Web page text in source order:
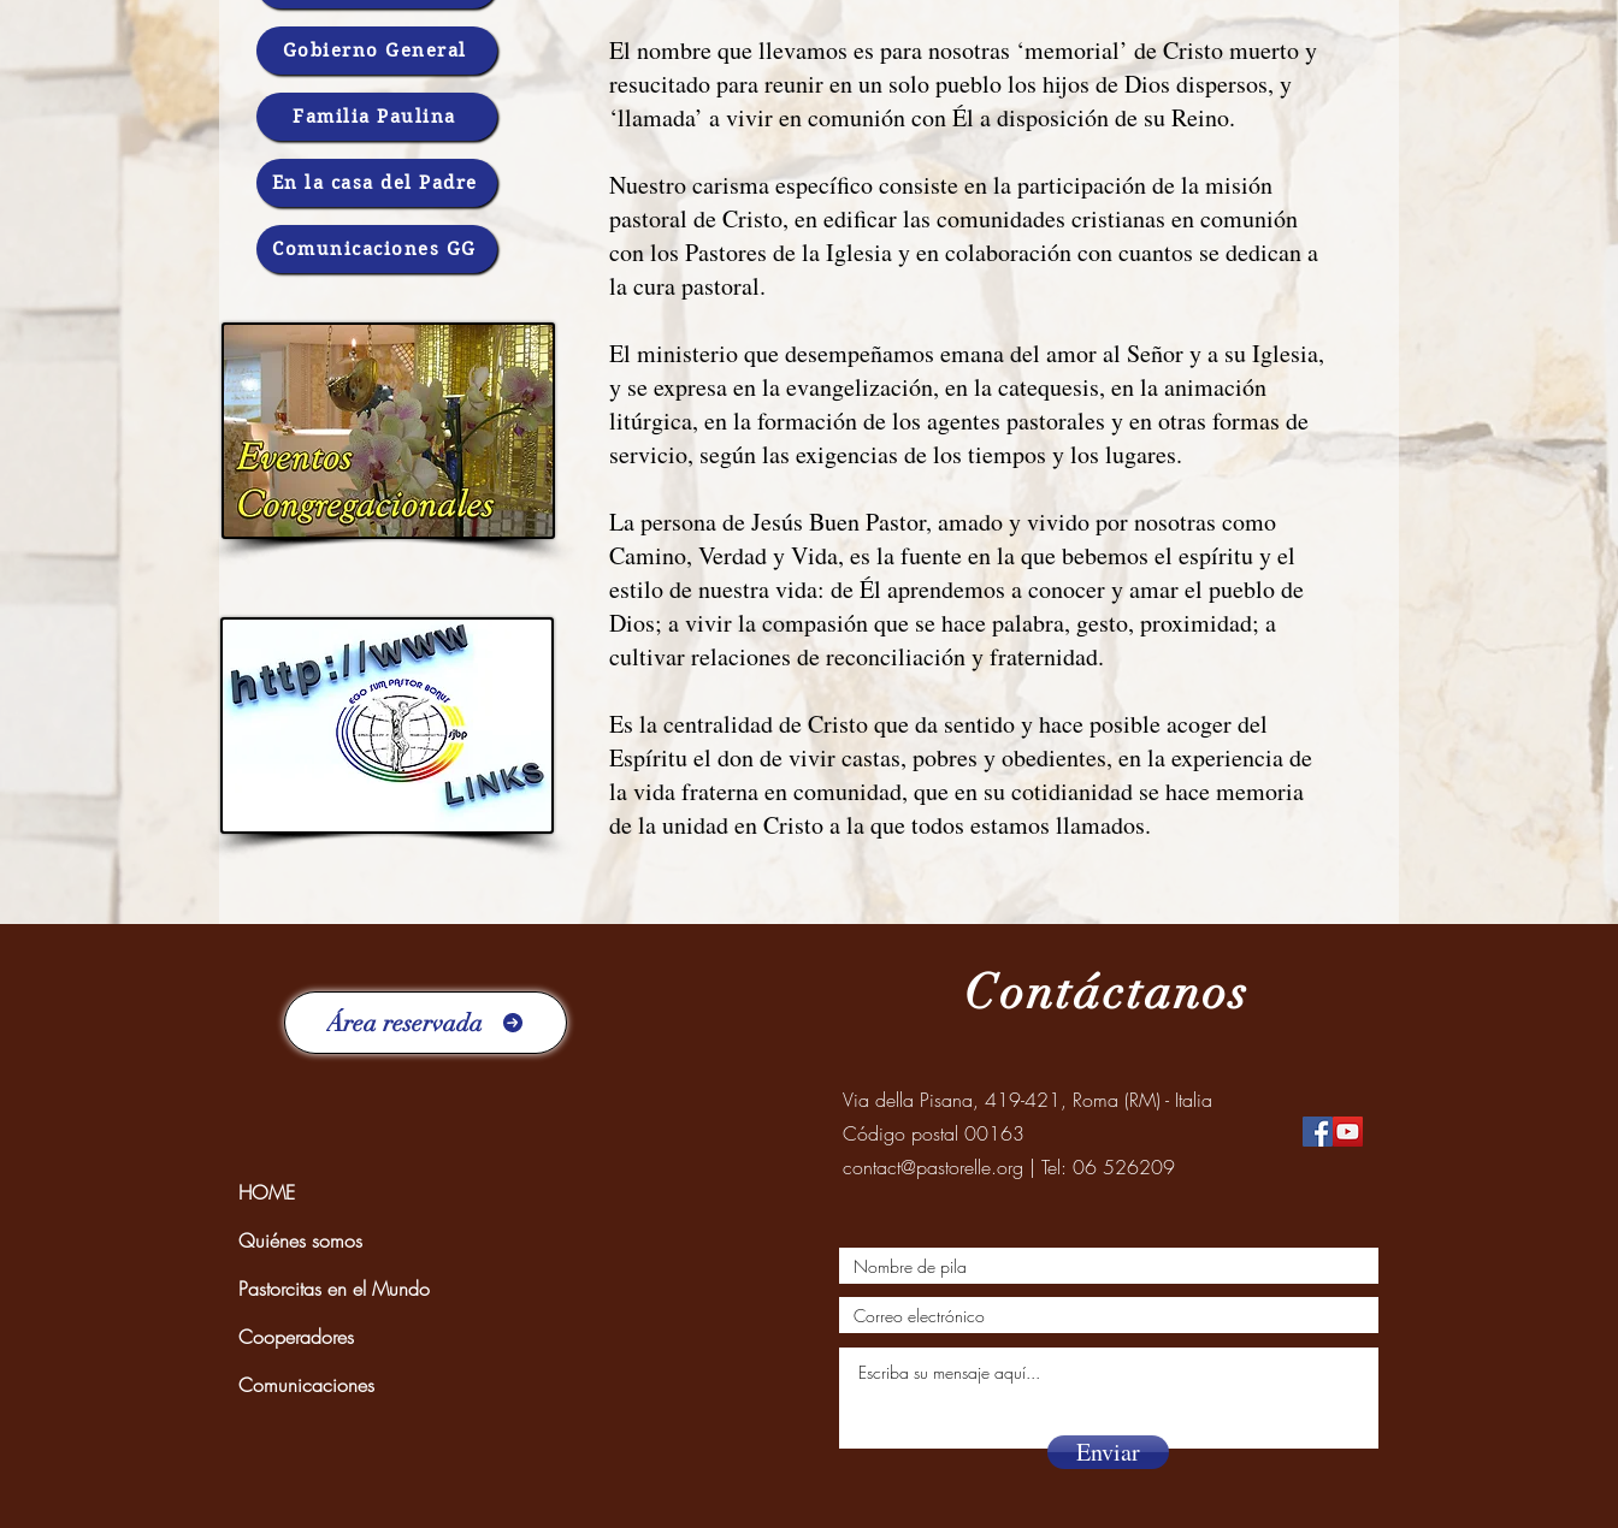
Gobierno General
Familia Paulina
En la casa del Padre
Comunicaciones GG
El nombre que llevamos es para nosotras ‘memorial’ de Cristo muerto y
resucitado para reunir en un solo pueblo los hijos de Dios dispersos, y
‘llamada’ a vivir en comunión con Él a disposición de su Reino.
Nuestro carisma específico consiste en la participación de la misión
pastoral de Cristo, en edificar las comunidades cristianas en comunión
con los Pastores de la Iglesia y en colaboración con cuantos se dedican a
la cura pastoral.
El ministerio que desempeñamos emana del amor al Señor y a su Iglesia,
y se expresa en la evangelización, en la catequesis, en la animación
litúrgica, en la formación de los agentes pastorales y en otras formas de
servicio, según las exigencias de los tiempos y los lugares.
La persona de Jesús Buen Pastor, amado y vivido por nosotras como
Camino, Verdad y Vida, es la fuente en la que bebemos el espíritu y el
estilo de nuestra vida: de Él aprendemos a conocer y amar el pueblo de
Dios; a vivir la compasión que se hace palabra, gesto, proximidad; a
cultivar relaciones de reconciliación y fraternidad.
Es la centralidad de Cristo que da sentido y hace posible acoger del
Espíritu el don de vivir castas, pobres y obedientes, en la experiencia de
la vida fraterna en comunidad, que en su cotidianidad se hace memoria
de la unidad en Cristo a la que todos estamos llamados.
Área reservada
HOME
Quiénes somos
Pastorcitas en el Mundo
Cooperadores
Comunicaciones
Contáctanos
Via della Pisana, 419-421, Roma (RM) - Italia
Código postal 00163
contact@pastorelle.org | Tel: 06 526209
Enviar